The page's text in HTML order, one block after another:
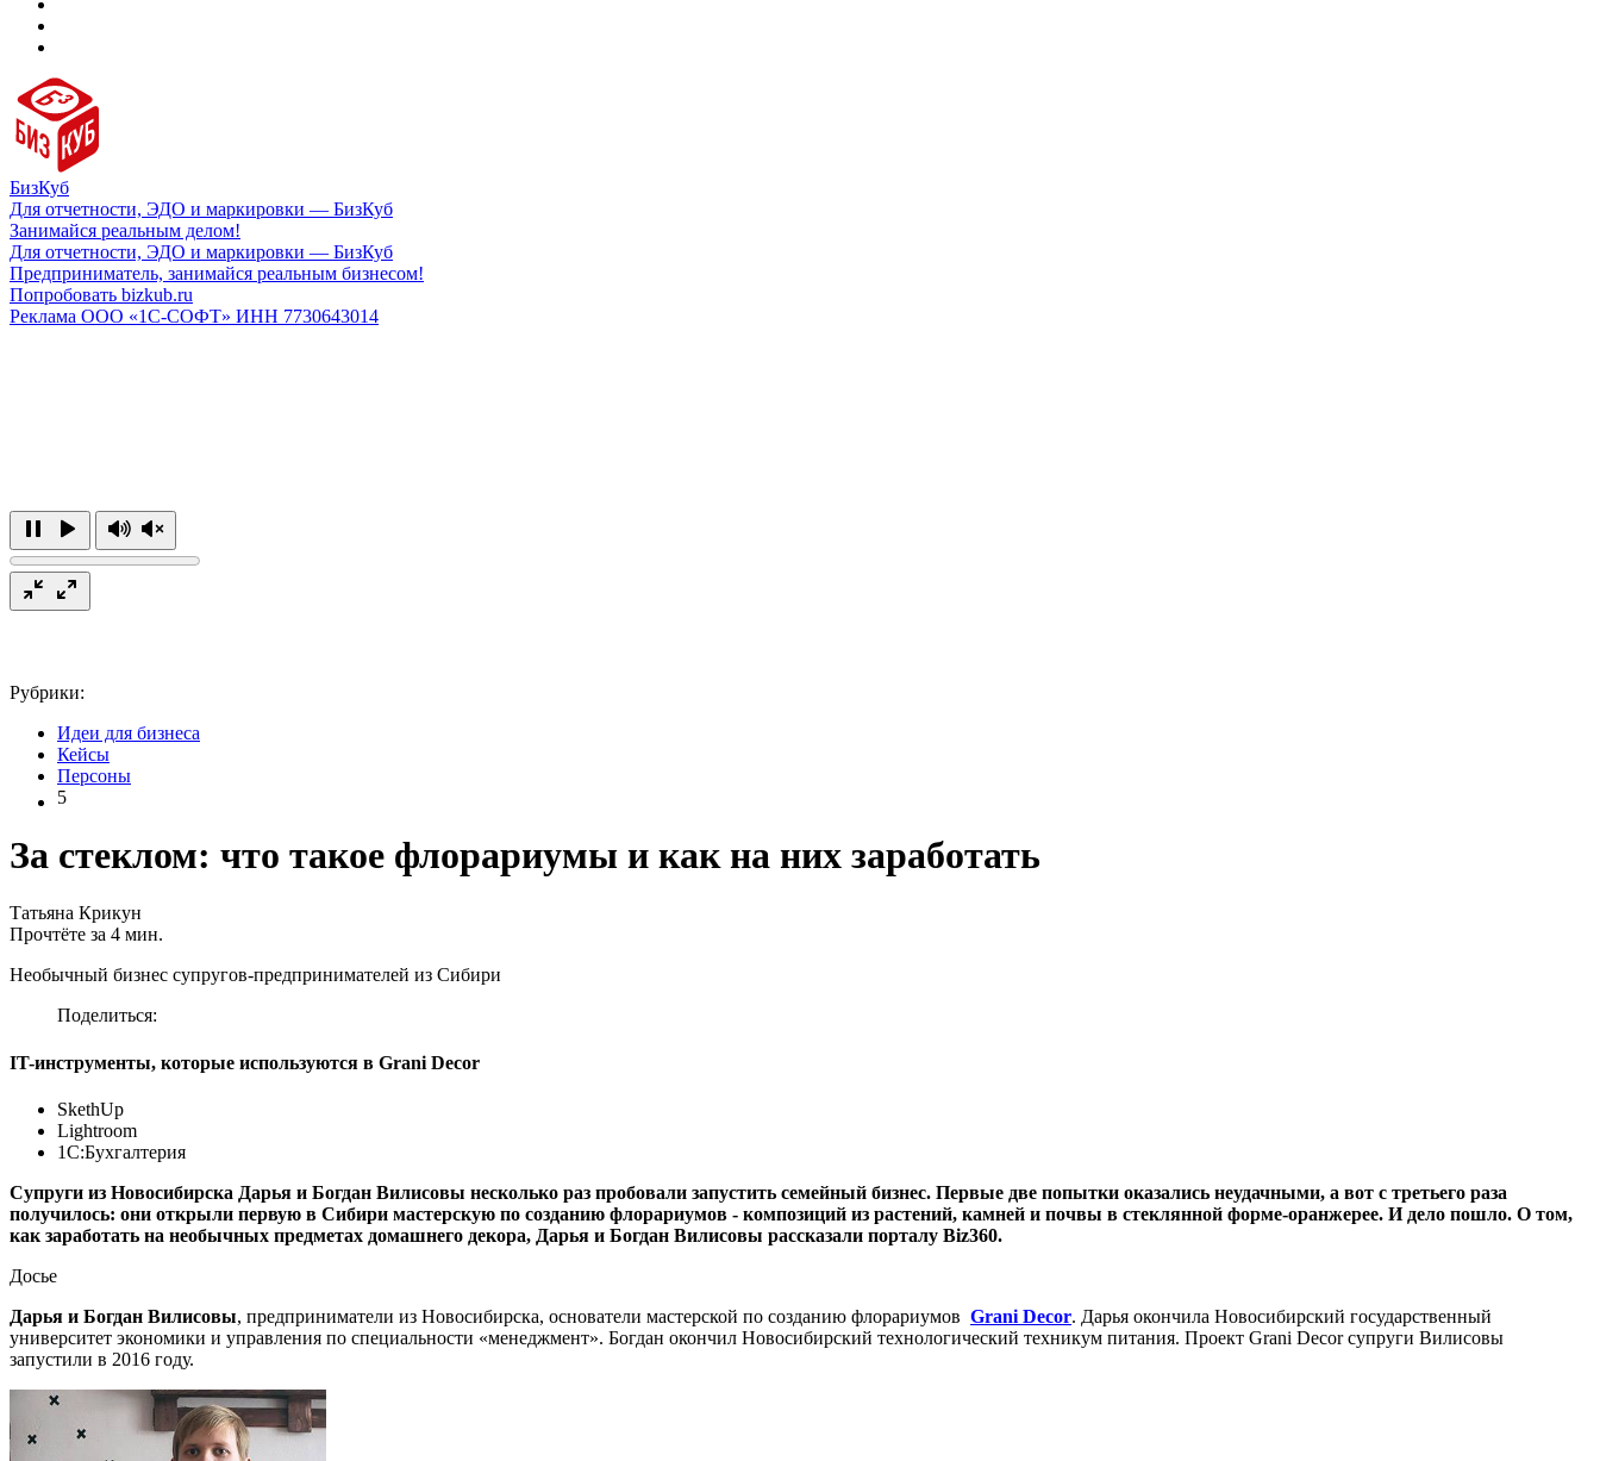
БизКуб
Для отчетности, ЭДО и маркировки — БизКуб
Занимайся реальным делом!
Для отчетности, ЭДО и маркировки — БизКуб
Предприниматель, занимайся реальным бизнесом!
Попробовать bizkub.ru
Реклама ООО «1С-СОФТ» ИНН 7730643014
Рубрики:
Идеи для бизнеса
Кейсы
Персоны
5
За стеклом: что такое флорариумы и как на них заработать
Татьяна Крикун
Прочтёте за 4 мин.
Необычный бизнес супругов-предпринимателей из Сибири
Поделиться:
IT-инструменты, которые используются в Grani Decor
SkethUp
Lightroom
1C:Бухгалтерия
Cупруги из Новосибирска Дарья и Богдан Вилисовы несколько раз пробовали запустить семейный бизнес. Первые две попытки оказались неудачными, а вот с третьего раза
получилось: они открыли первую в Сибири мастерскую по созданию флорариумов - композиций из растений, камней и почвы в стеклянной форме-оранжерее. И дело пошло. О том,
как заработать на необычных предметах домашнего декора, Дарья и Богдан Вилисовы рассказали порталу Biz360.
Досье
Дарья и Богдан Вилисовы, предприниматели из Новосибирска, основатели мастерской по созданию флорариумов Grani Decor. Дарья окончила Новосибирский государственный
университет экономики и управления по специальности «менеджмент». Богдан окончил Новосибирский технологический техникум питания. Проект Grani Decor супруги Вилисовы
запустили в 2016 году.